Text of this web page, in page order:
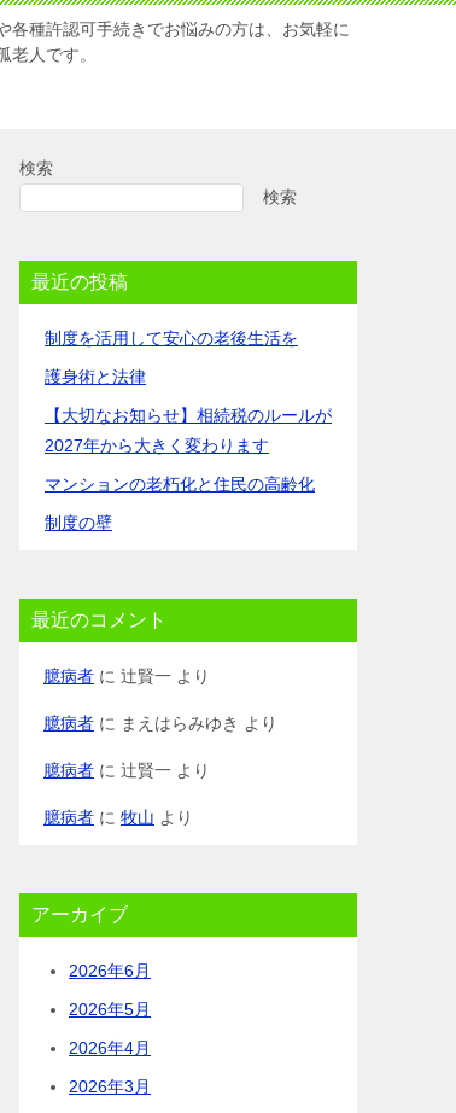
種許認可手続きでお悩みの方は、お気軽に
老人です。
検索
検索
最近の投稿
制度を活用して安心の老後生活を
護身術と法律
【大切なお知らせ】相続税のルールが
2027年から大きく変わります
マンションの老朽化と住民の高齢化
制度の壁
最近のコメント
臆病者 に 辻賢一 より
臆病者 に まえはらみゆき より
臆病者 に 辻賢一 より
臆病者 に 牧山 より
アーカイブ
2026年6月
2026年5月
2026年4月
2026年3月